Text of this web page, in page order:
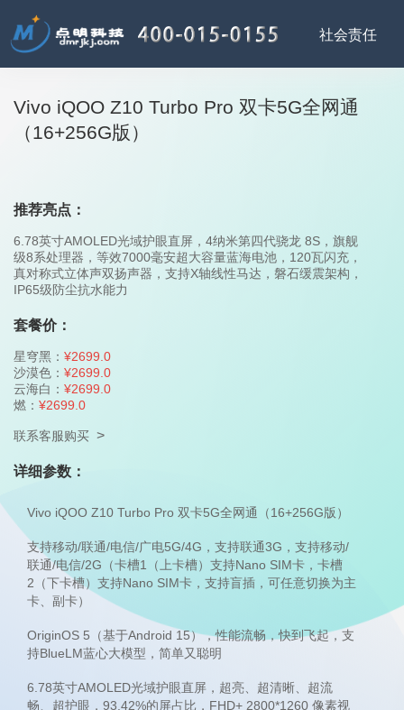
Vivo iQOO Z10 Turbo Pro 双卡5G全网通
（16+256G版）
推荐亮点：
6.78英寸AMOLED光域护眼直屏，4纳米第四代骁龙 8S，旗舰
级8系处理器，等效7000毫安超大容量蓝海电池，120瓦闪充，
真对称式立体声双扬声器，支持X轴线性马达，磐石缓震架构，
IP65级防尘抗水能力
套餐价：
星穹黑： ¥2699.0
沙漠色： ¥2699.0
云海白： ¥2699.0
燃： ¥2699.0
联系客服购买 >
详细参数：
Vivo iQOO Z10 Turbo Pro 双卡5G全网通（16+256G版）
支持移动/联通/电信/广电5G/4G，支持联通3G，支持移动/
联通/电信/2G（卡槽1（上卡槽）支持Nano SIM卡，卡槽
2（下卡槽）支持Nano SIM卡，支持盲插，可任意切换为主
卡、副卡）
OriginOS 5（基于Android 15），性能流畅，快到飞起，支
持BlueLM蓝心大模型，简单又聪明
6.78英寸AMOLED光域护眼直屏，超亮、超清晰、超流
畅、超护眼，93.42%的屏占比，FHD+ 2800*1260 像素视